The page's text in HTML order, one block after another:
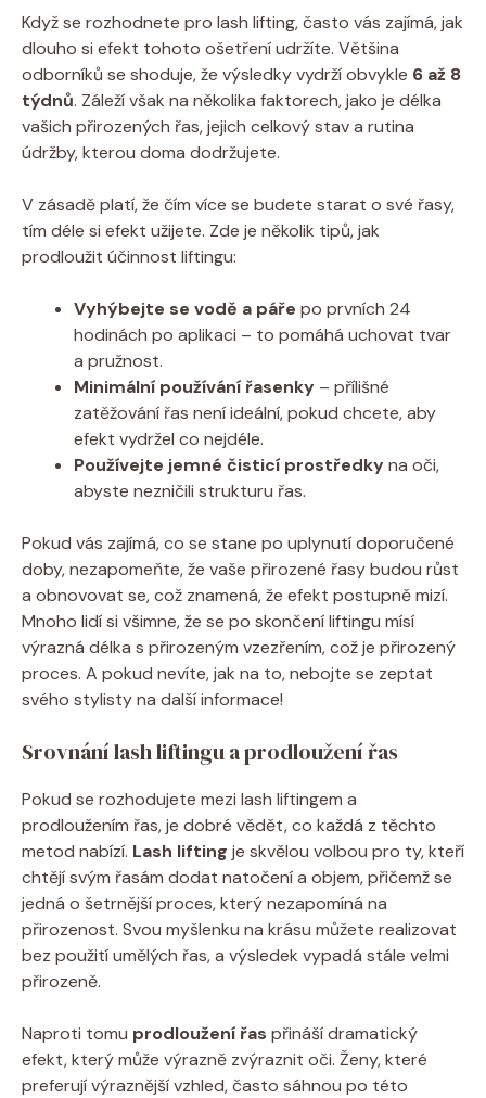
Když se rozhodnete pro lash lifting, často vás zajímá, jak
dlouho si efekt tohoto ošetření udržíte. Většina
odborníků se shoduje, že výsledky vydrží obvykle 6 až 8
týdnů. Záleží však na několika faktorech, jako je délka
vašich přirozených řas, jejich celkový stav a rutina
údržby, kterou doma dodržujete.
V zásadě platí, že čím více se budete starat o své řasy,
tím déle si efekt užijete. Zde je několik tipů, jak
prodloužit účinnost liftingu:
Vyhýbejte se vodě a páře po prvních 24
hodinách po aplikaci – to pomáhá uchovat tvar
a pružnost.
Minimální používání řasenky – přílišné
zatěžování řas není ideální, pokud chcete, aby
efekt vydržel co nejdéle.
Používejte jemné čisticí prostředkyna oči,
abyste nezničili strukturu řas.
Pokud vás zajímá, co se stane po uplynutí doporučené
doby, nezapomeňte, že vaše přirozené řasy budou růst
a obnovovat se, což znamená, že efekt postupně mizí.
Mnoho lidí si všimne, že se po skončení liftingu mísí
výrazná délka s přirozeným vzezřením, což je přirozený
proces. A pokud nevíte, jak na to, nebojte se zeptat
svého stylisty na další informace!
Srovnání lash liftingu a prodloužení řas
Pokud se rozhodujete mezi lash liftingem a
prodloužením řas, je dobré vědět, co každá z těchto
metod nabízí. Lash lifting je skvělou volbou pro ty, kteří
chtějí svým řasám dodat natočení a objem, přičemž se
jedná o šetrnější proces, který nezapomíná na
přirozenost. Svou myšlenku na krásu můžete realizovat
bez použití umělých řas, a výsledek vypadá stále velmi
přirozeně.
Naproti tomu prodloužení řas přináší dramatický
efekt, který může výrazně zvýraznit oči. Ženy, které
preferují výraznější vzhled, často sáhnou po této